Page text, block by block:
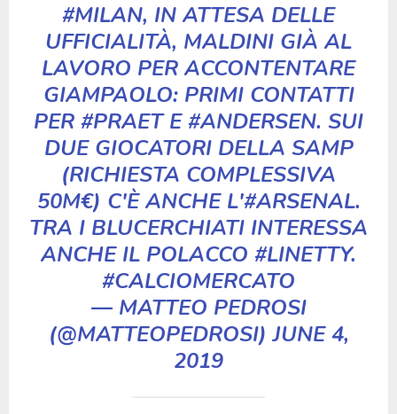
#MILAN, IN ATTESA DELLE
UFFICIALITÀ, MALDINI GIÀ AL
LAVORO PER ACCONTENTARE
GIAMPAOLO: PRIMI CONTATTI
PER #PRAETE #ANDERSEN. SUI
DUE GIOCATORI DELLA SAMP
(RICHIESTA COMPLESSIVA
50M€) C'È ANCHE L'#ARSENAL.
TRA I BLUCERCHIATI INTERESSA
ANCHE IL POLACCO #LINETTY.
#CALCIOMERCATO
— MATTEO PEDROSI
(@MATTEOPEDROSI)JUNE 4,
2019